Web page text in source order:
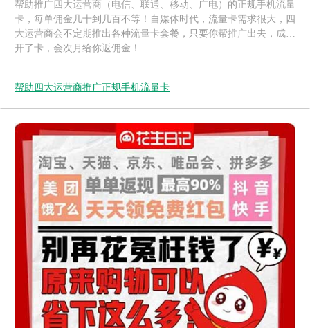
帮助推广四大运营商（电信、联通、移动、广电）的正规手机流量
卡，每单佣金几十到几百不等！自媒体时代，流量卡需求很大，四
大运营商会不定期推出各种流量卡套餐，只要你帮推广出去，成功
开了卡，会次月给你返佣金！
帮助四大运营商推广正规手机流量卡